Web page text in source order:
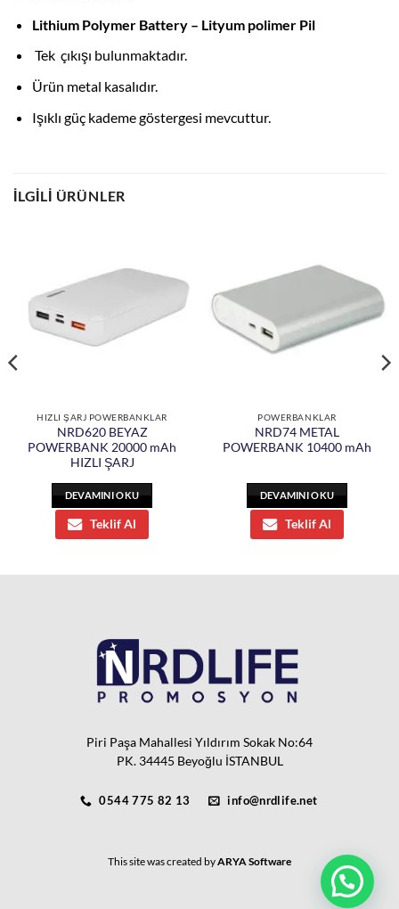
Lithium Polymer Battery – Lityum polimer Pil
Tek çıkışı bulunmaktadır.
Ürün metal kasalıdır.
Işıklı güç kademe göstergesi mevcuttur.
İLGILI ÜRÜNLER
HIZLI ŞARJ POWERBANKLAR
NRD620 BEYAZ
POWERBANK 20000 mAh
HIZLI ŞARJ
DEVAMINI OKU
Teklif Al
POWERBANKLAR
NRD74 METAL
POWERBANK 10400 mAh
DEVAMINI OKU
Teklif Al
Piri Paşa Mahallesi Yıldırım Sokak No:64
PK. 34445 Beyoğlu İSTANBUL
0544 775 82 13 info@nrdlife.net
This site was created byARYA Software